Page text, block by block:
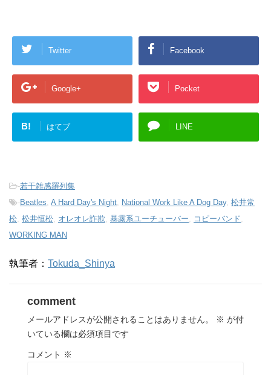
Twitter Facebook
Google+ Pocket
B! はてブ LINE
-若干雑感羅列集
-Beatles A Hard Day's Night National Work Like A Dog Day, 松井常
松 松井恒松 オレオレ詐欺 暴露系ユーチューバー コピーバンド
WORKING MAN
執筆者： Tokuda_Shinya
comment
メールアドレスが公開されることはありません。 ※ が付
いている欄は必須項目です
コメント ※